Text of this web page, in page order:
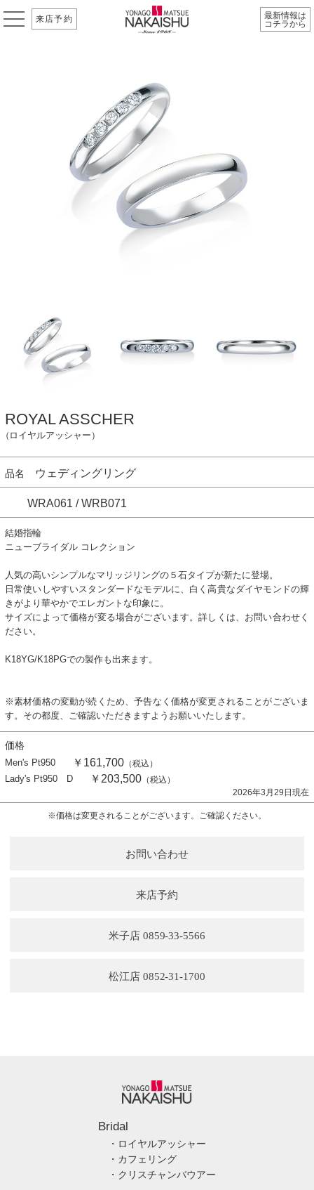
来店予約
最新情報は
コチラから
ROYAL ASSCHER
（ロイヤルアッシャー）
品名 ウェディングリング
WRA061 / WRB071
結婚指輪
ニューブライダル コレクション
人気の高いシンプルなマリッジリングの５石タイプが新たに登場。
日常使いしやすいスタンダードなモデルに、白く高貴なダイヤモンドの輝
きがより華やかでエレガントな印象に。
サイズによって価格が変る場合がございます。詳しくは、お問い合わせく
ださい。
K18YG/K18PGでの製作も出来ます。
※素材価格の変動が続くため、予告なく価格が変更されることがございま
す。その都度、ご確認いただきますようお願いいたします。
価格
Men's Pt950 ￥161,700（税込）
Lady's Pt950 D ￥203,500（税込）
2026年3月29日現在
※価格は変更されることがございます。ご確認ください。
お問い合わせ
来店予約
米子店 0859-33-5566
松江店 0852-31-1700
Bridal
・ロイヤルアッシャー
・カフェリング
・クリスチャンバウアー